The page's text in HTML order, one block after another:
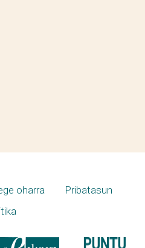
oharra
Pribatasun